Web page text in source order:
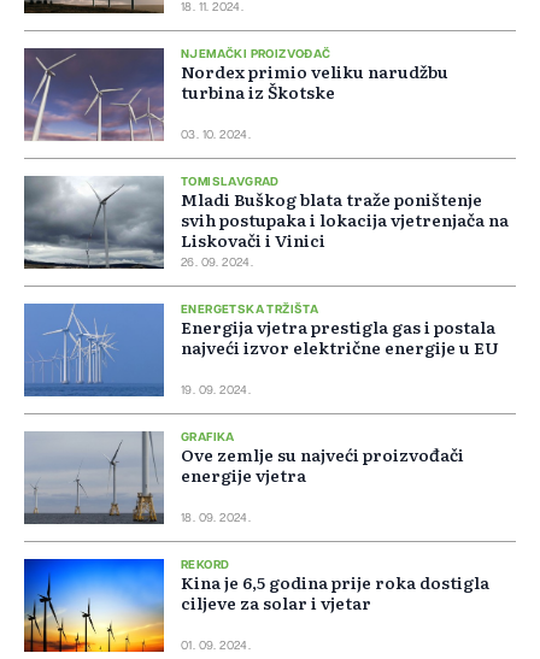
18. 11. 2024.
NJEMAČKI PROIZVOĐAČ
Nordex primio veliku narudžbu
turbina iz Škotske
03. 10. 2024.
TOMISLAVGRAD
Mladi Buškog blata traže poništenje
svih postupaka i lokacija vjetrenjača na
Liskovači i Vinici
26. 09. 2024.
ENERGETSKA TRŽIŠTA
Energija vjetra prestigla gas i postala
najveći izvor električne energije u EU
19. 09. 2024.
GRAFIKA
Ove zemlje su najveći proizvođači
energije vjetra
18. 09. 2024.
REKORD
Kina je 6,5 godina prije roka dostigla
ciljeve za solar i vjetar
01. 09. 2024.